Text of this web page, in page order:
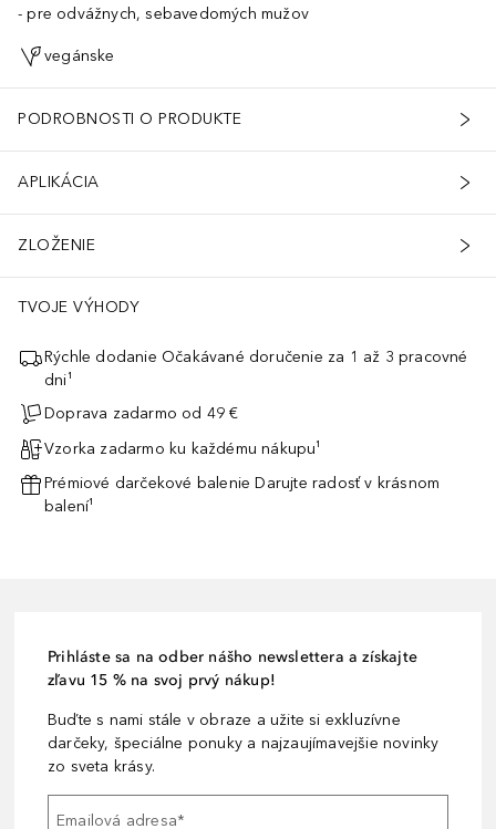
pre odvážnych, sebavedomých mužov
vegánske
PODROBNOSTI O PRODUKTE
APLIKÁCIA
ZLOŽENIE
TVOJE VÝHODY
Rýchle dodanie Očakávané doručenie za 1 až 3 pracovné
dni¹
Doprava zadarmo od 49 €
Vzorka zadarmo ku každému nákupu¹
Prémiové darčekové balenie Darujte radosť v krásnom
balení¹
Prihláste sa na odber nášho newslettera a získajte
zľavu 15 % na svoj prvý nákup!
Buďte s nami stále v obraze a užite si exkluzívne
darčeky, špeciálne ponuky a najzaujímavejšie novinky
zo sveta krásy.
Emailová adresa*